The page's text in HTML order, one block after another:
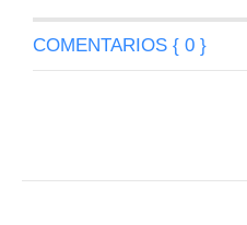
COMENTARIOS { 0 }